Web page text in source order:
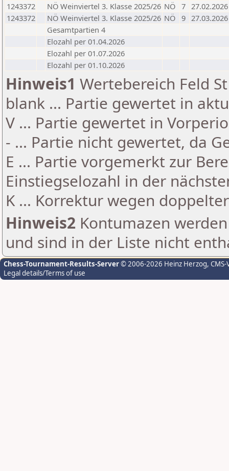
1243372
NÖ Weinviertel 3. Klasse 2025/26 NÖ 7 27.02.2026
1243372
NÖ Weinviertel 3. Klasse 2025/26 NÖ 9 27.03.2026
Gesamtpartien 4
Elozahl per 01.04.2026
Elozahl per 01.07.2026
Elozahl per 01.10.2026
Hinweis1 Wertebereich Feld
blank ... Partie gewertet in
V ... Partie gewertet in
- ... Partie nicht gewertet, da
E ... Partie vorgemerkt zur
Einstiegselozahl in der
K ... Korrektur wegen
Hinweis2 Kontumazen
und sind in der Liste nicht
Chess-Tournament-Results-Server© 2006-2026 Heinz Herzog,
Legal details/Terms of use